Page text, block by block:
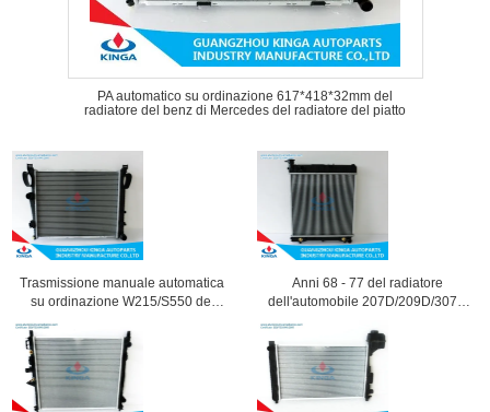
PA automatico su ordinazione 617*418*32mm del
radiatore del benz di Mercedes del radiatore del piatto
Trasmissione manuale automatica
su ordinazione W215/S550 del
benz di Mercedes del radiatore del
centro di alluminio
Anni 68 - 77 del radiatore
dell'automobile 207D/209D/307D